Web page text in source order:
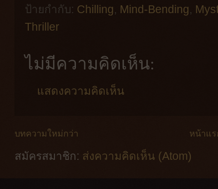
ป้ายกำกับ: Chilling, Mind-Bending,
Thriller
ไม่มีความคิดเห็น:
แสดงความคิดเห็น
บทความใหม่กว่า หน้าแร
สมัครสมาชิก: ส่งความคิดเห็น (Atom)